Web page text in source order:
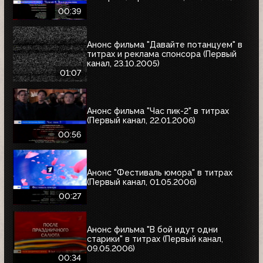
00:39
01:07
Анонс фильма "Давайте потанцуем" в
титрах и реклама спонсора (Первый
канал, 23.10.2005)
00:56
Анонс фильма "Час пик-2" в титрах
(Первый канал, 22.01.2006)
00:27
Анонс "Фестиваль юмора" в титрах
(Первый канал, 01.05.2006)
00:34
Анонс фильма "В бой идут одни
старики" в титрах (Первый канал,
09.05.2006)